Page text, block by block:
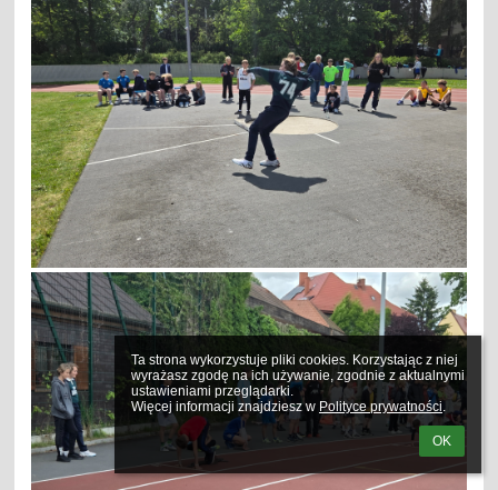
Ta strona wykorzystuje pliki cookies. Korzystając z niej
wyrażasz zgodę na ich używanie, zgodnie z aktualnymi
ustawieniami przeglądarki.
Więcej informacji znajdziesz w Polityce prywatności.
OK